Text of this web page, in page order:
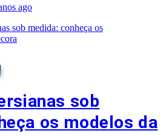
ago
sob
os modelos da